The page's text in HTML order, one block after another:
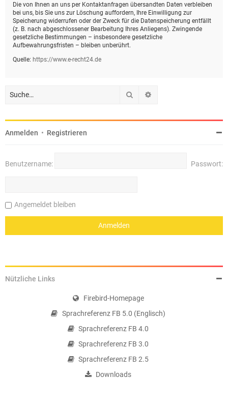
Die von Ihnen an uns per Kontaktanfragen übersandten Daten verbleiben
bei uns, bis Sie uns zur Löschung auffordern, Ihre Einwilligung zur
Speicherung widerrufen oder der Zweck für die Datenspeicherung entfällt
(z. B. nach abgeschlossener Bearbeitung Ihres Anliegens). Zwingende
gesetzliche Bestimmungen – insbesondere gesetzliche
Aufbewahrungsfristen – bleiben unberührt.
Quelle: https://www.e-recht24.de
Suche
Anmelden • Registrieren
Benutzername: Passwort:
Angemeldet bleiben
Nützliche Links
Firebird-Homepage
Sprachreferenz FB 5.0 (Englisch)
Sprachreferenz FB 4.0
Sprachreferenz FB 3.0
Sprachreferenz FB 2.5
Downloads